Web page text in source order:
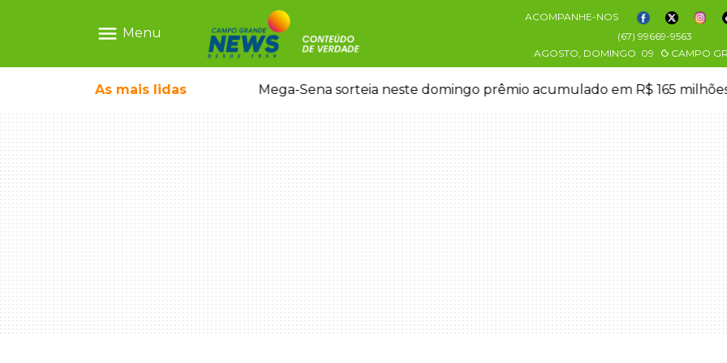
menu Menu
ACOMPANHE-NOS
(67) 99669-9563
AGOSTO, DOMINGO 09 CAMPO
As mais lidas
em sequestro de bebê na Capital Mega-Sena sorteia neste domingo prêmio acumulado em R$ 165